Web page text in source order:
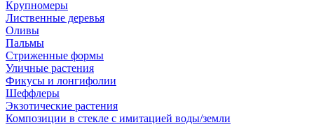
Крупномеры
Лиственные деревья
Оливы
Пальмы
Стриженные формы
Уличные растения
Фикусы и лонгифолии
Шеффлеры
Экзотические растения
Композиции в стекле с имитацией воды/земли